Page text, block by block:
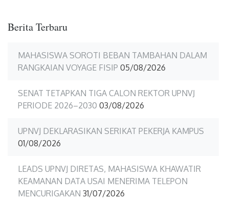
Berita Terbaru
MAHASISWA SOROTI BEBAN TAMBAHAN DALAM
RANGKAIAN VOYAGE FISIP 05/08/2026
SENAT TETAPKAN TIGA CALON REKTOR UPNVJ
PERIODE 2026–2030 03/08/2026
UPNVJ DEKLARASIKAN SERIKAT PEKERJA KAMPUS
01/08/2026
LEADS UPNVJ DIRETAS, MAHASISWA KHAWATIR
KEAMANAN DATA USAI MENERIMA TELEPON
MENCURIGAKAN 31/07/2026